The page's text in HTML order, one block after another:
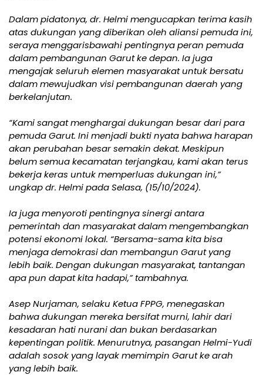
Dalam pidatonya, dr. Helmi mengucapkan terima kasih
atas dukungan yang diberikan oleh aliansi pemuda ini,
seraya menggarisbawahi pentingnya peran pemuda
dalam pembangunan Garut ke depan. Ia juga
mengajak seluruh elemen masyarakat untuk bersatu
dalam mewujudkan visi pembangunan daerah yang
berkelanjutan.
“Kami sangat menghargai dukungan besar dari para
pemuda Garut. Ini menjadi bukti nyata bahwa harapan
akan perubahan besar semakin dekat. Meskipun
belum semua kecamatan terjangkau, kami akan terus
bekerja keras untuk memperluas dukungan ini,”
ungkap dr. Helmi pada Selasa, (15/10/2024).
Ia juga menyoroti pentingnya sinergi antara
pemerintah dan masyarakat dalam mengembangkan
potensi ekonomi lokal. “Bersama-sama kita bisa
menjaga demokrasi dan membangun Garut yang
lebih baik. Dengan dukungan masyarakat, tantangan
apa pun dapat kita hadapi,” tambahnya.
Asep Nurjaman, selaku Ketua FPPG, menegaskan
bahwa dukungan mereka bersifat murni, lahir dari
kesadaran hati nurani dan bukan berdasarkan
kepentingan politik. Menurutnya, pasangan Helmi-Yudi
adalah sosok yang layak memimpin Garut ke arah
yang lebih baik.